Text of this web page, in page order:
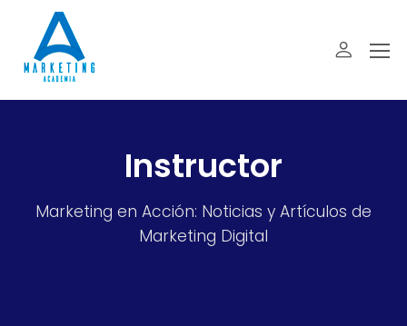
Instructor
Marketing en Acción: Noticias y Artículos de
Marketing Digital